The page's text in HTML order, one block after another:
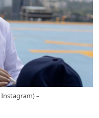
Instagram) –